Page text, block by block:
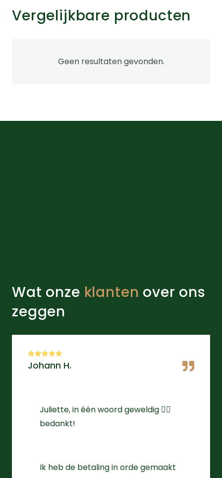
Vergelijkbare producten
Geen resultaten gevonden.
Wat onze klanten over ons
zeggen
Johann H.
Juliette, in één woord geweldig 👌🏻
bedankt!
Ik heb de betaling in orde gemaakt